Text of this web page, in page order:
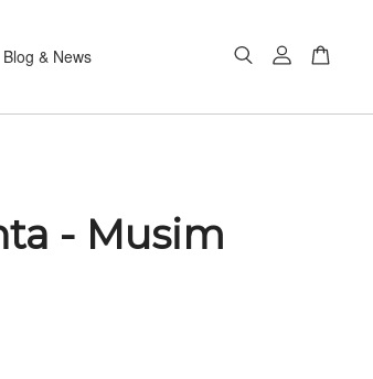
Blog & News
- Musim